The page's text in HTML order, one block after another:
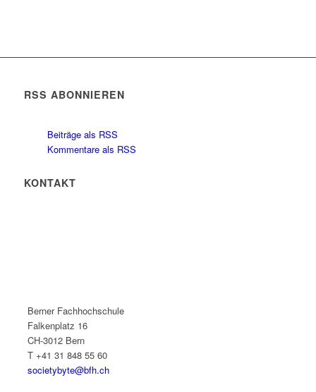
RSS ABONNIEREN
Beiträge als RSS
Kommentare als RSS
KONTAKT
Berner Fachhochschule
Falkenplatz 16
CH-3012 Bern
T +41 31 848 55 60
societybyte@bfh.ch